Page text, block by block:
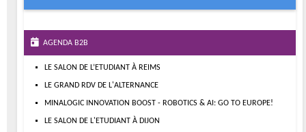
AGENDA B2B
LE SALON DE L’ETUDIANT À REIMS
LE GRAND RDV DE L'ALTERNANCE
MINALOGIC INNOVATION BOOST - ROBOTICS & AI: GO TO EUROPE!
LE SALON DE L'ETUDIANT À DIJON